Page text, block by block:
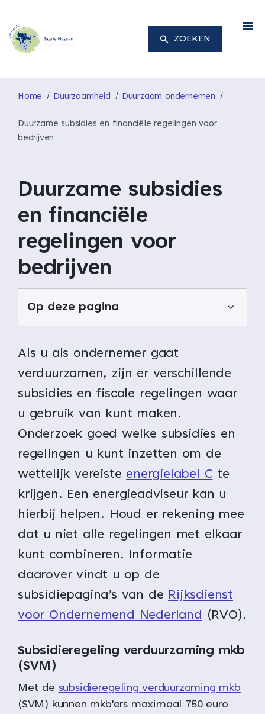
ZOEKEN
Home Duurzaamheid Duurzaam ondernemen
Duurzame subsidies en financiële regelingen voor
bedrijven
Duurzame subsidies
en financiële
regelingen voor
bedrijven
Op deze pagina
Als u als ondernemer gaat
verduurzamen, zijn er verschillende
subsidies en fiscale regelingen waar
u gebruik van kunt maken.
Onderzoek goed welke subsidies en
regelingen u kunt inzetten om de
wettelijk vereiste energielabel C te
krijgen. Een energieadviseur kan u
hierbij helpen. Houd er rekening mee
dat u niet alle regelingen met elkaar
kunt combineren. Informatie
daarover vindt u op de
subsidiepagina’s van de Rijksdienst
voor Ondernemend Nederland (RVO).
Subsidieregeling verduurzaming mkb
(SVM)
Met de subsidieregeling verduurzaming mkb
(SVM) kunnen mkb'ers maximaal 750 euro